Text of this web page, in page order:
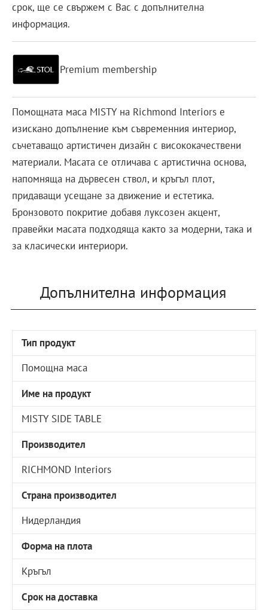
срок, ще се свържем с Вас с допълнителна
информация.
Premium membership
Помощната маса MISTY на Richmond Interiors е
изискано допълнение към съвременния интериор,
съчетаващо артистичен дизайн с висококачествени
материали. Масата се отличава с артистична основа,
напомняща на дървесен ствол, и кръгъл плот,
придаващи усещане за движение и естетика.
Бронзовото покритие добавя луксозен акцент,
правейки масата подходяща както за модерни, така и
за класически интериори.
Допълнителна информация
Тип продукт
Помощна маса
Име на продукт
MISTY SIDE TABLE
Производител
RICHMOND Interiors
Страна производител
Нидерландия
Форма на плота
Кръгъл
Срок на доставка